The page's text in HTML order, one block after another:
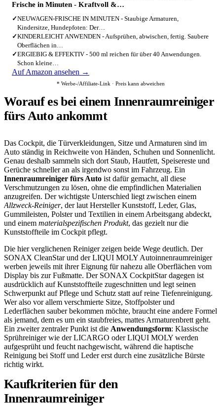
Frische in Minuten - Kraftvoll &…
✓NEUWAGEN-FRISCHE IN MINUTEN - Staubige Armaturen,
Kindersitze, Hundepfoten: Der…
✓KINDERLEICHT ANWENDEN - Aufsprühen, abwischen, fertig. Saubere
Oberflächen in…
✓ERGIEBIG & EFFEKTIV - 500 ml reichen für über 40 Anwendungen.
Schon kleine…
Auf Amazon ansehen →
* Werbe-/Affiliate-Link · Preis kann abweichen
Worauf es bei einem Innenraumreiniger
fürs Auto ankommt
Das Cockpit, die Türverkleidungen, Sitze und Armaturen sind im
Auto ständig in Reichweite von Händen, Schuhen und Sonnenlicht.
Genau deshalb sammeln sich dort Staub, Hautfett, Speisereste und
Gerüche schneller an als irgendwo sonst im Fahrzeug. Ein
Innenraumreiniger fürs Auto ist dafür gemacht, all diese
Verschmutzungen zu lösen, ohne die empfindlichen Materialien
anzugreifen. Der wichtigste Unterschied liegt zwischen einem
Allzweck-Reiniger, der laut Hersteller Kunststoff, Leder, Glas,
Gummileisten, Polster und Textilien in einem Arbeitsgang abdeckt,
und einem materialspezifischen Produkt, das gezielt nur die
Kunststoffteile im Cockpit pflegt.
Die hier verglichenen Reiniger zeigen beide Wege deutlich. Der
SONAX CleanStar und der LIQUI MOLY Autoinnenraumreiniger
werben jeweils mit ihrer Eignung für nahezu alle Oberflächen vom
Display bis zur Fußmatte. Der SONAX CockpitStar dagegen ist
ausdrücklich auf Kunststoffteile zugeschnitten und legt seinen
Schwerpunkt auf Pflege und Schutz statt auf reine Tiefenreinigung.
Wer also vor allem verschmierte Sitze, Stoffpolster und
Lederflächen sauber bekommen möchte, braucht eine andere Formel
als jemand, dem es um ein staubfreies, mattes Armaturenbrett geht.
Ein zweiter zentraler Punkt ist die Anwendungsform: Klassische
Sprühreiniger wie der LICARGO oder LIQUI MOLY werden
aufgesprüht und feucht nachgewischt, während die haptische
Reinigung bei Stoff und Leder erst durch eine zusätzliche Bürste
richtig wirkt.
Kaufkriterien für den
Innenraumreiniger